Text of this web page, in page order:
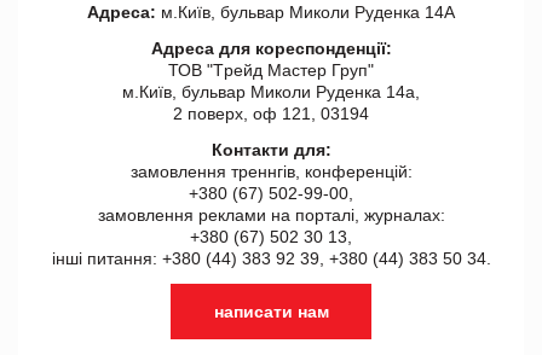
Адреса: м.Київ, бульвар Миколи Руденка 14А
Адреса для кореспонденції:
ТОВ "Tрейд Мастер Груп"
м.Київ, бульвар Миколи Руденка 14а,
2 поверх, оф 121, 03194
Контакти для:
замовлення треннгів, конференцій:
+380 (67) 502-99-00,
замовлення реклами на порталі, журналах:
+380 (67) 502 30 13,
інші питання: +380 (44) 383 92 39, +380 (44) 383 50 34.
написати нам